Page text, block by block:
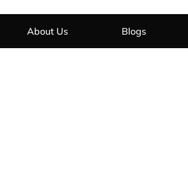
About Us Blogs